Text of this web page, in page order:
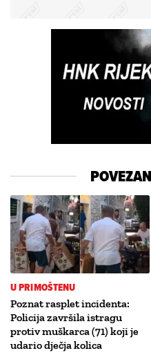
U PRIMOŠTENU
Poznat rasplet incidenta:
Policija završila istragu
protiv muškarca (71) koji je
udario dječja kolica